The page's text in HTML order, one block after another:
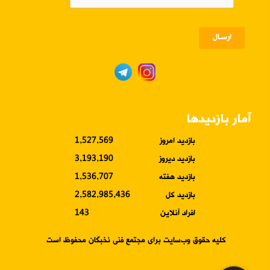
ارسـال
آمار بازدیدها
بازدید امروز
1,527,569
بازدید دیروز
3,193,190
بازدید هفته
1,536,707
بازدید کل
2,582,985,436
افراد آنلاین
143
کلیه حقوق وب‌سایت برای مجتمع فنی نخبگان محفوظ است